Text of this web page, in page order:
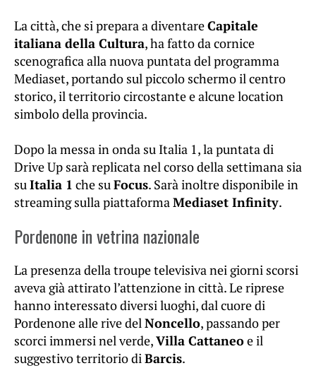
La città, che si prepara a diventareCapitale
italiana della Cultura, ha fatto da cornice
scenografica alla nuova puntata del programma
Mediaset, portando sul piccolo schermo il centro
storico, il territorio circostante e alcune location
simbolo della provincia.
Dopo la messa in onda su Italia 1, la puntata di
Drive Up sarà replicata nel corso della settimana sia
suItalia 1 che suFocus. Sarà inoltre disponibile in
streaming sulla piattaformaMediaset Infinity.
Pordenone in vetrina nazionale
La presenza della troupe televisiva nei giorni scorsi
aveva già attirato l’attenzione in città. Le riprese
hanno interessato diversi luoghi, dal cuore di
Pordenone alle rive delNoncello, passando per
scorci immersi nel verde,Villa Cattaneoe il
suggestivo territorio diBarcis.